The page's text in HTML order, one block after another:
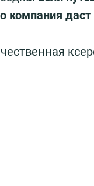
компания